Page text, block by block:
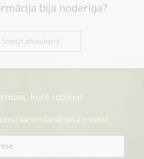
bija noderīga?
Sniegt atsauksmi
kurš uzzina!
saņemšanai savā e-pastā.